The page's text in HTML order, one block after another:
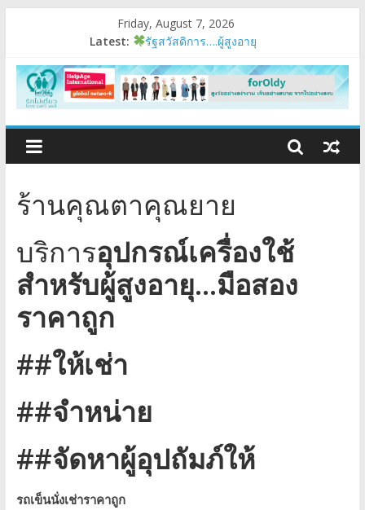
Friday, August 7, 2026
Latest:
รัฐสวัสดิการ….ผู้สูงอายุ
มนุษย์ต่างวัย
Fest 2026
แรงบันดาลใจหนึ่ง
ร้านคุณตาคุณยาย
บริการอุปกรณ์เครื่องใช้
สำหรับผู้สูงอายุ…มือสอง
ราคาถูก
##ให้เช่า
##จำหน่าย
##จัดหาผู้อุปถัมภ์ให้
รถเข็นนั่งเช่าราคาถูก